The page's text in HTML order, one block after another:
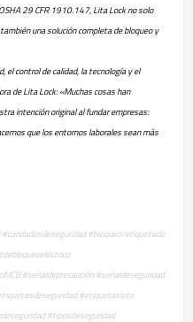
29 CFR 1910.147, Lita Lock no solo
una solución completa de bloqueo y
el control de calidad, la tecnología y el
de Lita Lock: «Muchas cosas han
intención original al fundar empresas:
que los entornos laborales sean más
#bloqueo/etiquetado
#señaldeprecaución #señaldeseguridad
#etiquetasloto
#tiposdeseguridad